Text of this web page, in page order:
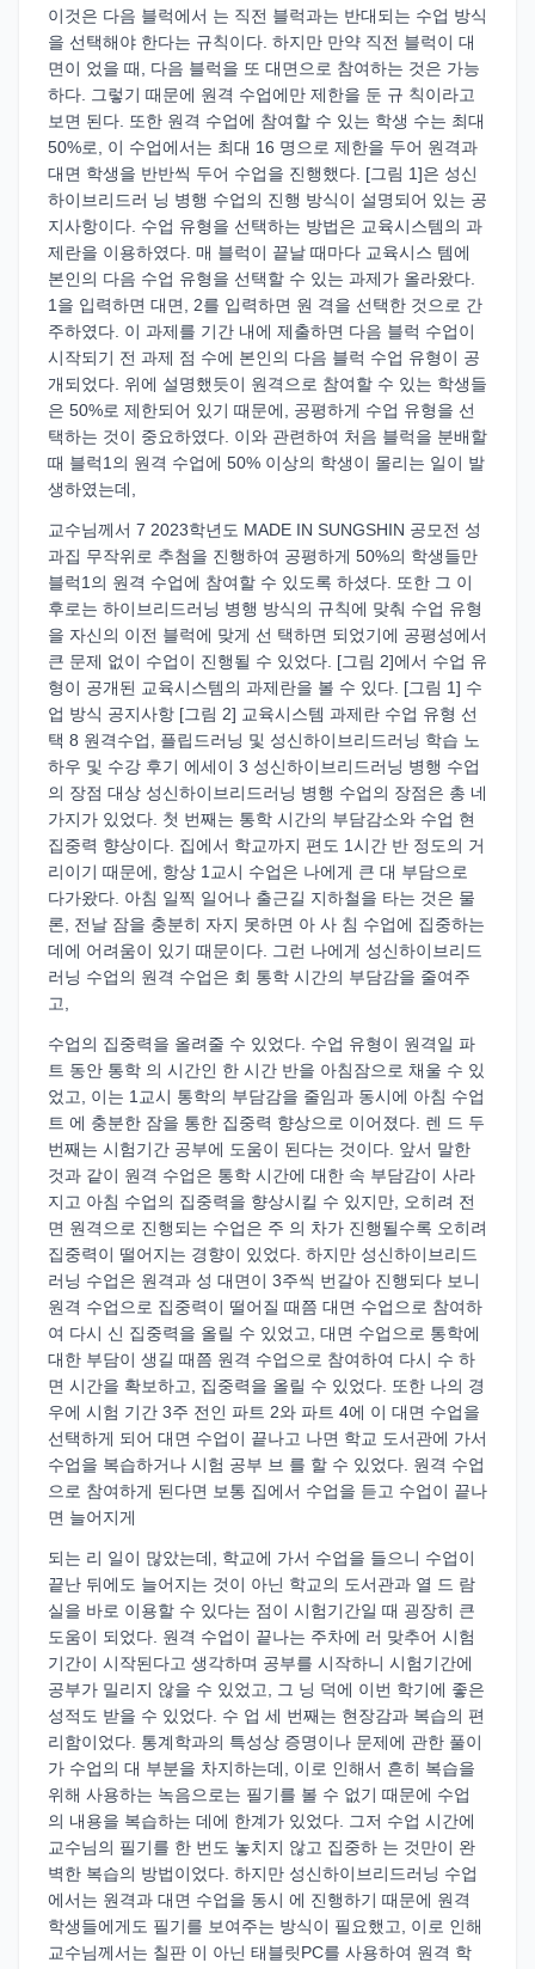
이것은 다음 블럭에서 는 직전 블럭과는 반대되는 수업 방식
을 선택해야 한다는 규칙이다. 하지만 만약 직전 블럭이 대
면이 었을 때, 다음 블럭을 또 대면으로 참여하는 것은 가능
하다. 그렇기 때문에 원격 수업에만 제한을 둔 규 칙이라고
보면 된다. 또한 원격 수업에 참여할 수 있는 학생 수는 최대
50%로, 이 수업에서는 최대 16 명으로 제한을 두어 원격과
대면 학생을 반반씩 두어 수업을 진행했다. [그림 1]은 성신
하이브리드러 닝 병행 수업의 진행 방식이 설명되어 있는 공
지사항이다. 수업 유형을 선택하는 방법은 교육시스템의 과
제란을 이용하였다. 매 블럭이 끝날 때마다 교육시스 템에
본인의 다음 수업 유형을 선택할 수 있는 과제가 올라왔다.
1을 입력하면 대면, 2를 입력하면 원 격을 선택한 것으로 간
주하였다. 이 과제를 기간 내에 제출하면 다음 블럭 수업이
시작되기 전 과제 점 수에 본인의 다음 블럭 수업 유형이 공
개되었다. 위에 설명했듯이 원격으로 참여할 수 있는 학생들
은 50%로 제한되어 있기 때문에, 공평하게 수업 유형을 선
택하는 것이 중요하였다. 이와 관련하여 처음 블럭을 분배할
때 블럭1의 원격 수업에 50% 이상의 학생이 몰리는 일이 발
생하였는데,
교수님께서 7 2023학년도 MADE IN SUNGSHIN 공모전 성
과집 무작위로 추첨을 진행하여 공평하게 50%의 학생들만
블럭1의 원격 수업에 참여할 수 있도록 하셨다. 또한 그 이
후로는 하이브리드러닝 병행 방식의 규칙에 맞춰 수업 유형
을 자신의 이전 블럭에 맞게 선 택하면 되었기에 공평성에서
큰 문제 없이 수업이 진행될 수 있었다. [그림 2]에서 수업 유
형이 공개된 교육시스템의 과제란을 볼 수 있다. [그림 1] 수
업 방식 공지사항 [그림 2] 교육시스템 과제란 수업 유형 선
택 8 원격수업, 플립드러닝 및 성신하이브리드러닝 학습 노
하우 및 수강 후기 에세이 3 성신하이브리드러닝 병행 수업
의 장점 대상 성신하이브리드러닝 병행 수업의 장점은 총 네
가지가 있었다. 첫 번째는 통학 시간의 부담감소와 수업 현
집중력 향상이다. 집에서 학교까지 편도 1시간 반 정도의 거
리이기 때문에, 항상 1교시 수업은 나에게 큰 대 부담으로
다가왔다. 아침 일찍 일어나 출근길 지하철을 타는 것은 물
론, 전날 잠을 충분히 자지 못하면 아 사 침 수업에 집중하는
데에 어려움이 있기 때문이다. 그런 나에게 성신하이브리드
러닝 수업의 원격 수업은 회 통학 시간의 부담감을 줄여주
고,
수업의 집중력을 올려줄 수 있었다. 수업 유형이 원격일 파
트 동안 통학 의 시간인 한 시간 반을 아침잠으로 채울 수 있
었고, 이는 1교시 통학의 부담감을 줄임과 동시에 아침 수업
트 에 충분한 잠을 통한 집중력 향상으로 이어졌다. 렌 드 두
번째는 시험기간 공부에 도움이 된다는 것이다. 앞서 말한
것과 같이 원격 수업은 통학 시간에 대한 속 부담감이 사라
지고 아침 수업의 집중력을 향상시킬 수 있지만, 오히려 전
면 원격으로 진행되는 수업은 주 의 차가 진행될수록 오히려
집중력이 떨어지는 경향이 있었다. 하지만 성신하이브리드
러닝 수업은 원격과 성 대면이 3주씩 번갈아 진행되다 보니
원격 수업으로 집중력이 떨어질 때쯤 대면 수업으로 참여하
여 다시 신 집중력을 올릴 수 있었고, 대면 수업으로 통학에
대한 부담이 생길 때쯤 원격 수업으로 참여하여 다시 수 하
면 시간을 확보하고, 집중력을 올릴 수 있었다. 또한 나의 경
우에 시험 기간 3주 전인 파트 2와 파트 4에 이 대면 수업을
선택하게 되어 대면 수업이 끝나고 나면 학교 도서관에 가서
수업을 복습하거나 시험 공부 브 를 할 수 있었다. 원격 수업
으로 참여하게 된다면 보통 집에서 수업을 듣고 수업이 끝나
면 늘어지게
되는 리 일이 많았는데, 학교에 가서 수업을 들으니 수업이
끝난 뒤에도 늘어지는 것이 아닌 학교의 도서관과 열 드 람
실을 바로 이용할 수 있다는 점이 시험기간일 때 굉장히 큰
도움이 되었다. 원격 수업이 끝나는 주차에 러 맞추어 시험
기간이 시작된다고 생각하며 공부를 시작하니 시험기간에
공부가 밀리지 않을 수 있었고, 그 닝 덕에 이번 학기에 좋은
성적도 받을 수 있었다. 수 업 세 번째는 현장감과 복습의 편
리함이었다. 통계학과의 특성상 증명이나 문제에 관한 풀이
가 수업의 대 부분을 차지하는데, 이로 인해서 흔히 복습을
위해 사용하는 녹음으로는 필기를 볼 수 없기 때문에 수업
의 내용을 복습하는 데에 한계가 있었다. 그저 수업 시간에
교수님의 필기를 한 번도 놓치지 않고 집중하 는 것만이 완
벽한 복습의 방법이었다. 하지만 성신하이브리드러닝 수업
에서는 원격과 대면 수업을 동시 에 진행하기 때문에 원격
학생들에게도 필기를 보여주는 방식이 필요했고, 이로 인해
교수님께서는 칠판 이 아닌 태블릿PC를 사용하여 원격 학